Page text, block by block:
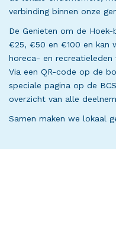
verbinding binnen onze
De Genieten om de
€25, €50 en €100 en kan
horeca- en recreatieleden
Via een QR-code op de
speciale pagina op de
overzicht van alle
Samen maken we lokaal